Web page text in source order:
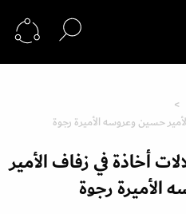
حسين وعروسه الأميرة رجوة
أخاذة في زفاف الأمير
رجوة